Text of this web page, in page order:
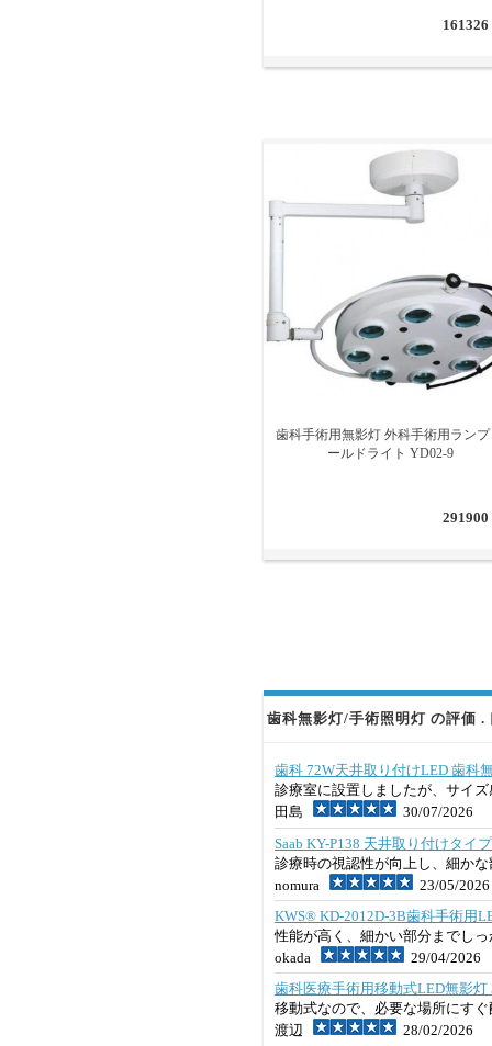
161326
歯科手術用無影灯 外科手術用ランプ
ールドライト YD02-9
291900
歯科無影灯/手術照明灯 の評価 .
歯科 72W天井取り付けLED 歯科
診療室に設置しましたが、サイ
田島
30/07/2026
Saab KY-P138 天井取り付けタイ
診療時の視認性が向上し、細か
nomura
23/05/2026
KWS® KD-2012D-3B歯科手術用
性能が高く、細かい部分までし
okada
29/04/2026
歯科医療手術用移動式LED無影
移動式なので、必要な場所にす
渡辺
28/02/2026